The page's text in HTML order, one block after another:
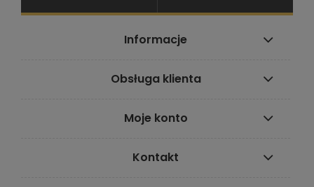
Informacje
Obsługa klienta
Moje konto
Kontakt